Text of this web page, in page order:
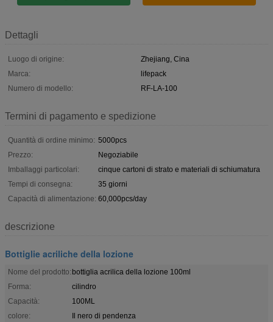
Dettagli
Luogo di origine:
Zhejiang, Cina
Marca:
lifepack
Numero di modello:
RF-LA-100
Termini di pagamento e spedizione
Quantità di ordine minimo: 5000pcs
Prezzo:
Negoziabile
Imballaggi particolari:
cinque cartoni di strato e materiali di schiumatura
Tempi di consegna:
35 giorni
Capacità di alimentazione: 60,000pcs/day
descrizione
Bottiglie acriliche della lozione
Nome del prodotto:bottiglia acrilica della lozione 100ml
Forma:
cilindro
Capacità:
100ML
colore:
Il nero di pendenza